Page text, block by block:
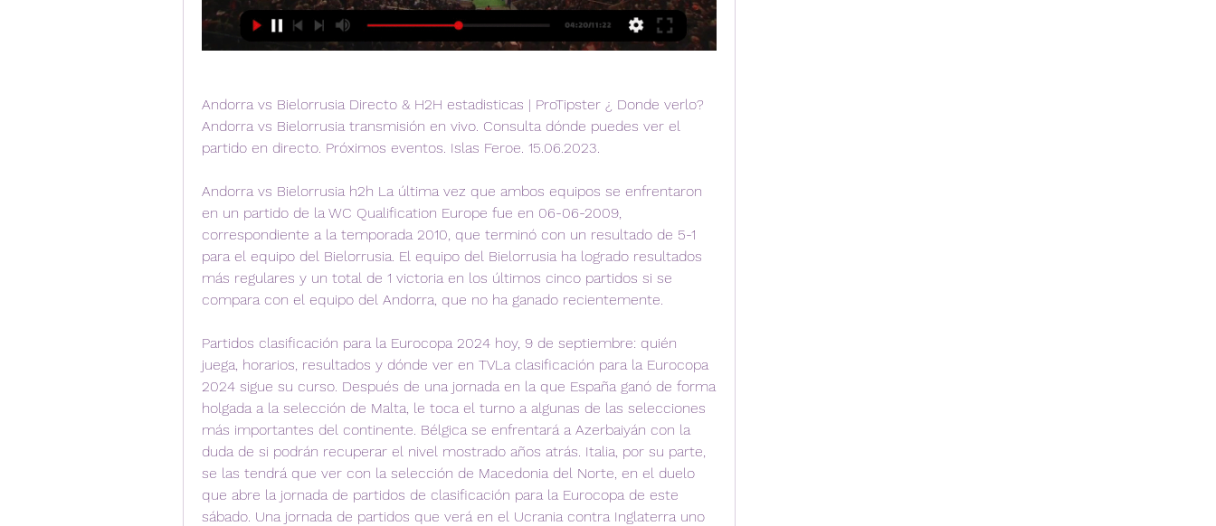
Andorra vs Bielorrusia Directo & H2H estadisticas | ProTipster ¿ Donde verlo?
Andorra vs Bielorrusia transmisión en vivo. Consulta dónde puedes ver el
partido en directo. Próximos eventos. Islas Feroe. 15.06.2023.
Andorra vs Bielorrusia h2h La última vez que ambos equipos se enfrentaron
en un partido de la WC Qualification Europe fue en 06-06-2009,
correspondiente a la temporada 2010, que terminó con un resultado de 5-1
para el equipo del Bielorrusia. El equipo del Bielorrusia ha logrado resultados
más regulares y un total de 1 victoria en los últimos cinco partidos si se
compara con el equipo del Andorra, que no ha ganado recientemente.
Partidos clasificación para la Eurocopa 2024 hoy, 9 de septiembre: quién
juega, horarios, resultados y dónde ver en TVLa clasificación para la Eurocopa
2024 sigue su curso. Después de una jornada en la que España ganó de forma
holgada a la selección de Malta, le toca el turno a algunas de las selecciones
más importantes del continente. Bélgica se enfrentará a Azerbaiyán con la
duda de si podrán recuperar el nivel mostrado años atrás. Italia, por su parte,
se las tendrá que ver con la selección de Macedonia del Norte, en el duelo
que abre la jornada de partidos de clasificación para la Eurocopa de este
sábado. Una jornada de partidos que verá en el Ucrania contra Inglaterra uno